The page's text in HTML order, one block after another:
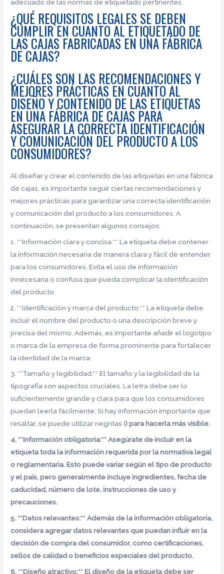
adecuado de las normas de etiquetado pertinentes.
¿QUÉ REQUISITOS LEGALES SE DEBEN
CUMPLIR EN CUANTO AL ETIQUETADO DE
LAS CAJAS FABRICADAS EN UNA FÁBRICA
DE CAJAS?
¿CUÁLES SON LAS RECOMENDACIONES Y
MEJORES PRÁCTICAS EN CUANTO AL
DISEÑO Y CONTENIDO DE LAS ETIQUETAS
EN UNA FÁBRICA DE CAJAS PARA
ASEGURAR LA CORRECTA IDENTIFICACIÓN
Y COMUNICACIÓN DEL PRODUCTO A LOS
CONSUMIDORES?
Al diseñar y crear el contenido de las etiquetas en una fábrica
de cajas, es importante seguir ciertas recomendaciones y
mejores prácticas para garantizar una correcta identificación
y comunicación del producto a los consumidores. A
continuación, se presentan algunos consejos:
1. **Información clara y concisa:** La etiqueta debe contener
la información necesaria de manera clara y fácil de entender
para los consumidores. Evita el uso de información
innecesaria o confusa que pueda complicar la identificación
del producto.
2. **Identificación y marca del producto:** La etiqueta debe
incluir el nombre del producto o una descripción breve y
precisa del mismo. Además, es importante añadir el logotipo
o marca de la empresa de forma prominente para fortalecer
la identidad de la marca.
3. **Tamaño y legibilidad:** El tamaño y la legibilidad de la
tipografía son aspectos cruciales. La letra debe ser lo
suficientemente grande y clara para que los consumidores
puedan leerla fácilmente. Si hay información importante que
resaltar, se puede utilizar negritas () para hacerla más visible.
4. **Información obligatoria:** Asegúrate de incluir en la
etiqueta toda la información requerida por la normativa legal
o reglamentaria. Esto puede variar según el tipo de producto
y el país, pero generalmente incluye ingredientes, fecha de
caducidad, número de lote, instrucciones de uso y
precauciones.
5. **Datos relevantes:** Además de la información obligatoria,
considera agregar datos relevantes que puedan influir en la
decisión de compra del consumidor, como certificaciones,
sellos de calidad o beneficios especiales del producto.
6. **Diseño atractivo:** El diseño de la etiqueta debe ser